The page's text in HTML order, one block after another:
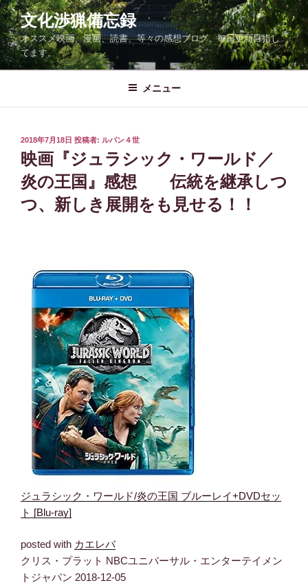
コ
ン
テ
ン
ツ
ス
文化渉猟備忘録
オススメ映画、漫画、読書、等々の感想ブログ。毎日更新目指し
てます。
メニュー
投
稿
日:
2018年7月18日 投稿者: ルパン４世
映画『ジュラシック・ワールド／
炎の王国』感想 伝統を継承しつ
つ、新しき展開をも見せる！！
ジュラシック・ワールド/炎の王国 ブルーレイ+DVDセッ
ト [Blu-ray]
posted with カエレバ
クリス・プラット NBCユニバーサル・エンターテイメン
トジャパン 2018-12-05